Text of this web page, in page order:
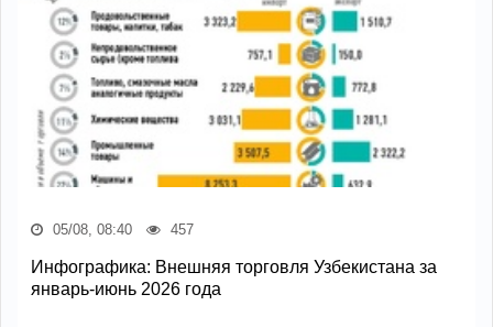
05/08, 08:40 457
Инфографика: Внешняя торговля Узбекистана за
январь-июнь 2026 года